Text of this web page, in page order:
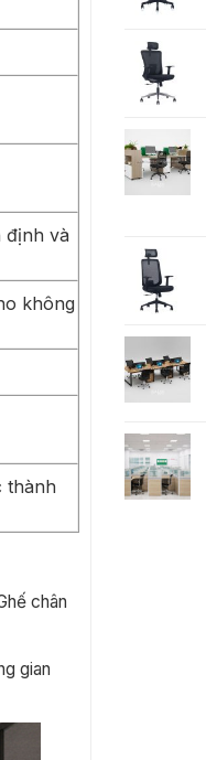
định và
không
thành
chân
gian